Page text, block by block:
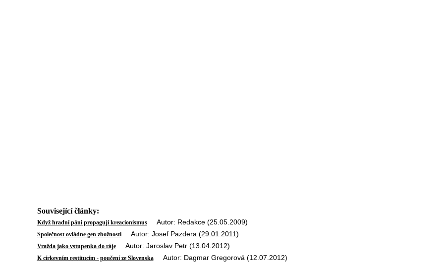
Související články:
Když hradní páni propagují kreacionismusAutor: Redakce (25.05.2009)
Společnost ovládne gen zbožnostiAutor: Josef Pazdera (29.01.2011)
Vražda jako vstupenka do rájeAutor: Jaroslav Petr (13.04.2012)
K církevním restitucím - poučení ze SlovenskaAutor: Dagmar Gregorová (12.07.2012)